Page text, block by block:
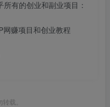
有的创业和副业项目：
网赚项目和创业教程
载。